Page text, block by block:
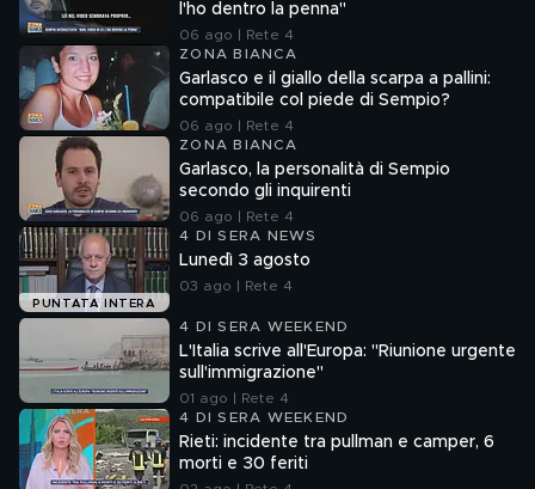
l'ho dentro la penna"
06 ago | Rete 4
ZONA BIANCA
Garlasco e il giallo della scarpa a pallini:
compatibile col piede di Sempio?
06 ago | Rete 4
ZONA BIANCA
Garlasco, la personalità di Sempio
secondo gli inquirenti
06 ago | Rete 4
PUNTATA INTERA
4 DI SERA NEWS
Lunedì 3 agosto
03 ago | Rete 4
4 DI SERA WEEKEND
L'Italia scrive all'Europa: "Riunione urgente
sull'immigrazione"
01 ago | Rete 4
4 DI SERA WEEKEND
Rieti: incidente tra pullman e camper, 6
morti e 30 feriti